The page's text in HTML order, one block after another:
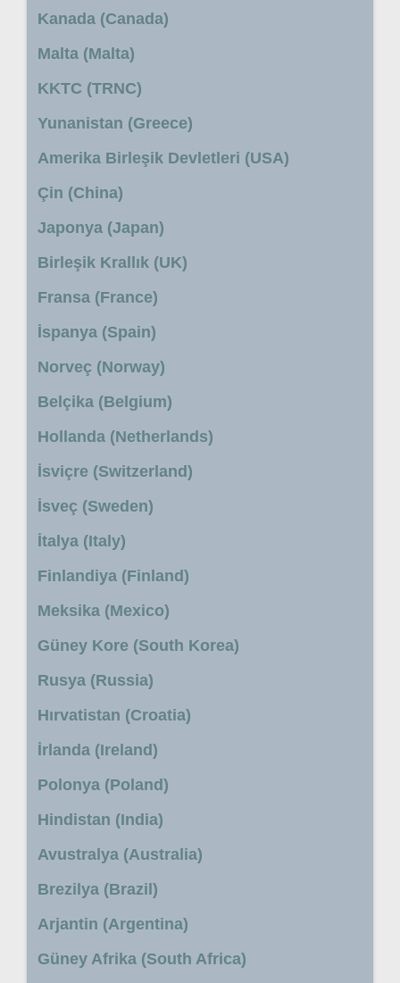
Kanada (Canada)
Malta (Malta)
KKTC (TRNC)
Yunanistan (Greece)
Amerika Birleşik Devletleri (USA)
Çin (China)
Japonya (Japan)
Birleşik Krallık (UK)
Fransa (France)
İspanya (Spain)
Norveç (Norway)
Belçika (Belgium)
Hollanda (Netherlands)
İsviçre (Switzerland)
İsveç (Sweden)
İtalya (Italy)
Finlandiya (Finland)
Meksika (Mexico)
Güney Kore (South Korea)
Rusya (Russia)
Hırvatistan (Croatia)
İrlanda (Ireland)
Polonya (Poland)
Hindistan (India)
Avustralya (Australia)
Brezilya (Brazil)
Arjantin (Argentina)
Güney Afrika (South Africa)